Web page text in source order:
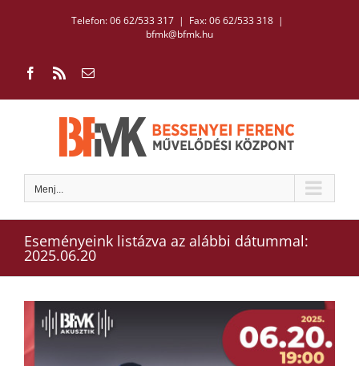
Telefon: 06 62/533 317 | Fax: 06 62/533 318 |
bfmk@bfmk.hu
Facebook
Rss Email:
Menj...
Eseményeink listázva az alábbi dátummal:
2025.06.20
View
Larger
Image